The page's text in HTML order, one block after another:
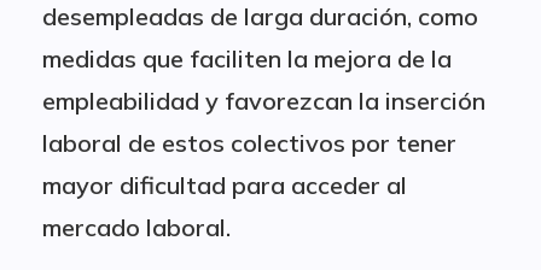
desempleadas de larga duración, como
medidas que faciliten la mejora de la
empleabilidad y favorezcan la inserción
laboral de estos colectivos por tener
mayor dificultad para acceder al
mercado laboral.